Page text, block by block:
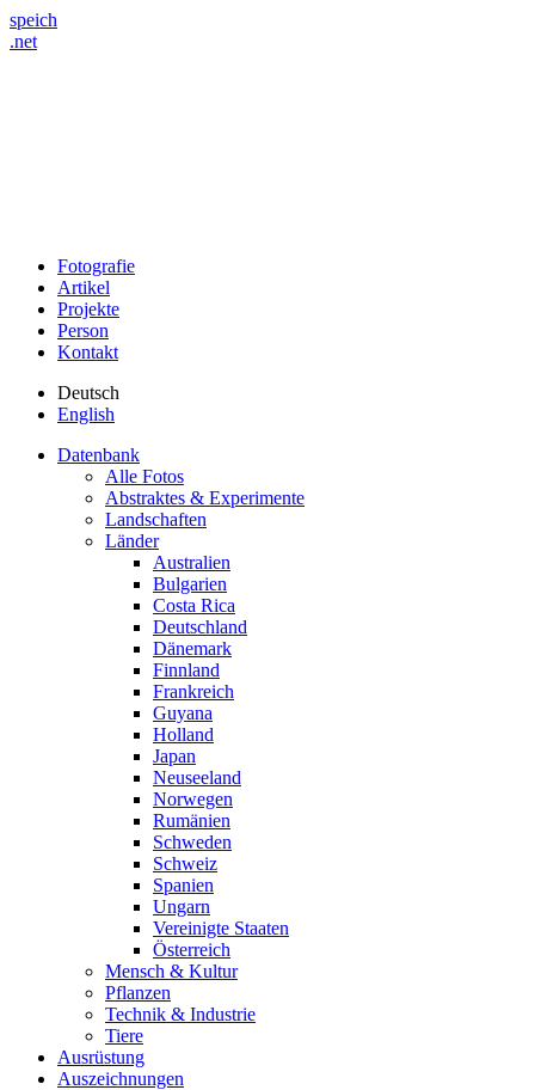
speich
.net
Fotografie
Artikel
Projekte
Person
Kontakt
Deutsch
English
Datenbank
Alle Fotos
Abstraktes & Experimente
Landschaften
Länder
Australien
Bulgarien
Costa Rica
Deutschland
Dänemark
Finnland
Frankreich
Guyana
Holland
Japan
Neuseeland
Norwegen
Rumänien
Schweden
Schweiz
Spanien
Ungarn
Vereinigte Staaten
Österreich
Mensch & Kultur
Pflanzen
Technik & Industrie
Tiere
Ausrüstung
Auszeichnungen